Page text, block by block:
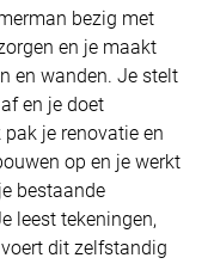
bezig met
en je maakt
en wanden. Je stelt
en je doet
je renovatie en
op en je werkt
bestaande
leest tekeningen,
dit zelfstandig